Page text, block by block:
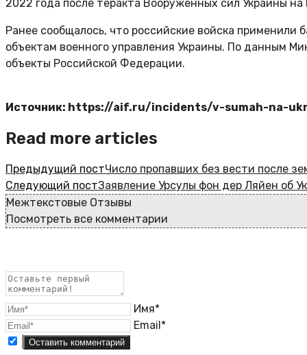
2022 года после теракта Вооружённых сил Украины
Ранее сообщалось, что российские войска
объектам военного управления Украины. По данным
объекты Российской Федерации.
Источник: https://aif.ru/incidents/v-sumah-na-
Read more articles
Предыдущий постЧисло пропавших без вести после
Следующий постЗаявление Урсулы фон дер Ляйен об
Межтекстовые Отзывы
Посмотреть все комментарии
Имя*
Email*